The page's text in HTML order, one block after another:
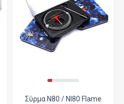
Σύρμα N80 / NI80 Flame